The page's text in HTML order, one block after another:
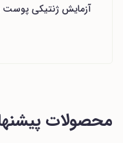
آزمایش ژنتیکی پوست
محصولات